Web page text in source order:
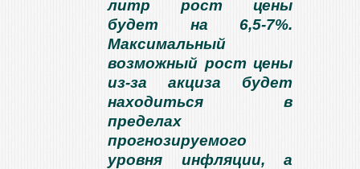
литр рост цены
будет на 6,5-7%.
Максимальный
возможный рост цены
из-за акциза будет
находиться в
пределах
прогнозируемого
уровня инфляции, а